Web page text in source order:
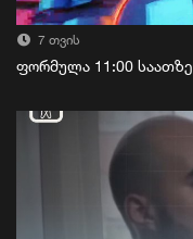
7 თვის
ფორმულა 11:00 საათზე